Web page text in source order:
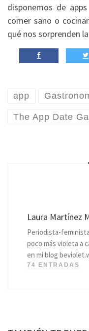
disponemos de
comer sano o
qué nos sorprenden
app
The App Date
Laura Martínez
Periodista-
poco más violeta a
en mi blog
74 ENTRADAS